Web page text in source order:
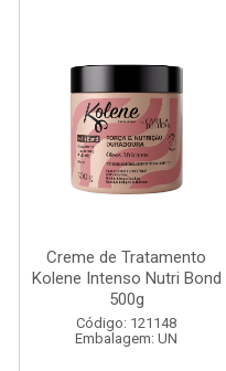
Creme de Tratamento
Kolene Intenso Nutri Bond
500g
Código: 121148
Embalagem: UN